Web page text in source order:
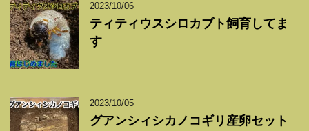
2023/10/06
ティティウスシロカブト飼育してま
す
2023/10/05
グアンシィシカノコギリ産卵セット